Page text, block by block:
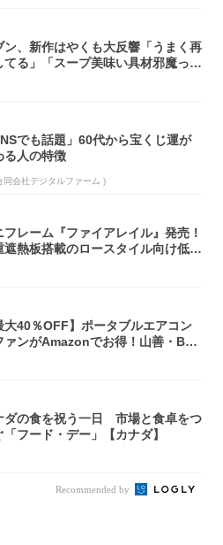
ン、新作はやくも大反響「うまく再
てる」「スープ美味い具材邪魔って
でも話題」60代から宝くじ運が
る人の特徴
同会社デジタルファーム )
フレーム『ファイアレイル』発売！
遮熱板搭載のロースタイル向け低型
大40％OFF】ポータブルエアコン
ァンがAmazonでお得！山善・Bo
ダの食を祝う一日 市場と食卓をつ
「フード・デー」【カナダ】
Recommended by